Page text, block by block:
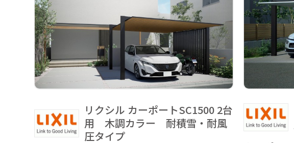
リクシル カーポートSC1500 2台
用 木調カラー 耐積雪・耐風
圧タイプ